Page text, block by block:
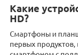
Какие
HD?
Смартфоны и
первых